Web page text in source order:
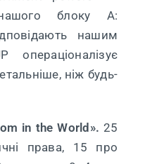
блоку A:
нашим
ніж будь-
in the World». 25
права, 15 про